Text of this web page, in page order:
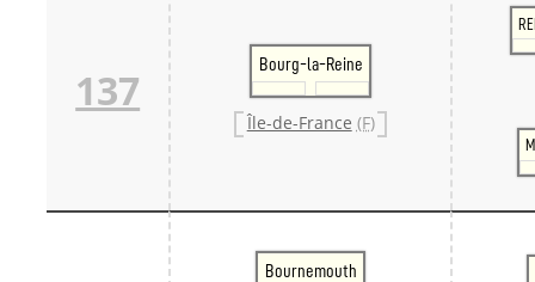
137
Bourg-la-Reine
Île-de-France (F)
Bournemouth